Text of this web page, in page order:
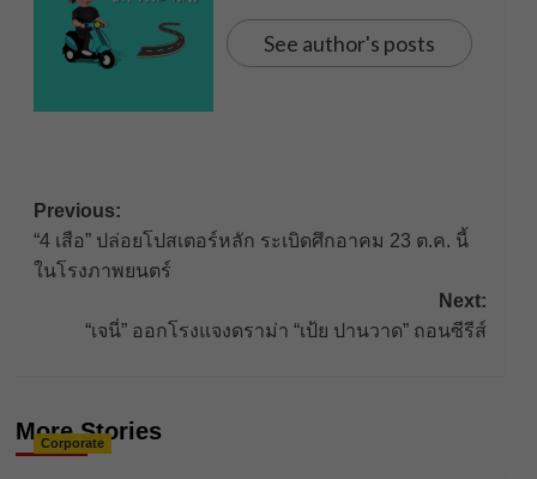
See author's posts
Post
navigation
Previous:
“4 เสือ” ปล่อยโปสเตอร์หลัก ระเบิดศึกอาคม 23 ต.ค. นี้
ในโรงภาพยนตร์
Next:
“เจนี่” ออกโรงแจงดราม่า “เป้ย ปานวาด” ถอนซีรีส์
More Stories
Corporate